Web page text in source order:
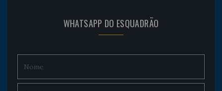
WHATSAPP DO ESQUADRÃO